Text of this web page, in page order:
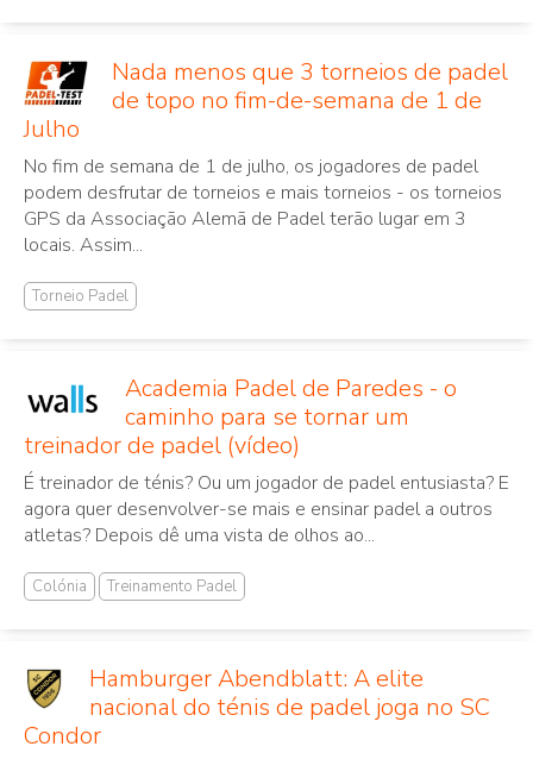
Nada menos que 3 torneios de padel
de topo no fim-de-semana de 1 de
Julho
No fim de semana de 1 de julho, os jogadores de padel
podem desfrutar de torneios e mais torneios - os torneios
GPS da Associação Alemã de Padel terão lugar em 3
locais. Assim...
Torneio Padel
Academia Padel de Paredes - o
caminho para se tornar um
treinador de padel (vídeo)
É treinador de ténis? Ou um jogador de padel entusiasta? E
agora quer desenvolver-se mais e ensinar padel a outros
atletas? Depois dê uma vista de olhos ao...
Colónia Treinamento Padel
Hamburger Abendblatt: A elite
nacional do ténis de padel joga no SC
Condor